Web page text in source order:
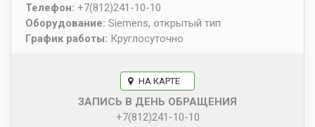
Телефон: +7(812)241-10-10
Оборудование: Siemens, открытый тип
График работы: Круглосуточно
НА КАРТЕ
ЗАПИСЬ В ДЕНЬ ОБРАЩЕНИЯ
+7(812)241-10-10